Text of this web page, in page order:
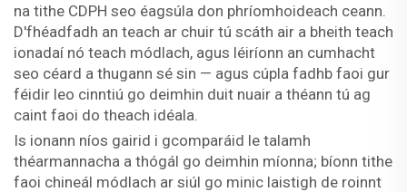
na tithe CDPH seo éagsúla don phríomhoideach ceann.
D'fhéadfadh an teach ar chuir tú scáth air a bheith teach
ionadaí nó teach módlach, agus léiríonn an cumhacht
seo céard a thugann sé sin — agus cúpla fadhb faoi gur
féidir leo cinntiú go deimhin duit nuair a théann tú ag
caint faoi do theach idéala.
Is ionann níos gairid i gcomparáid le talamh
théarmannacha a thógál go deimhin míonna; bíonn tithe
faoi chineál módlach ar siúl go minic laistigh de roinnt